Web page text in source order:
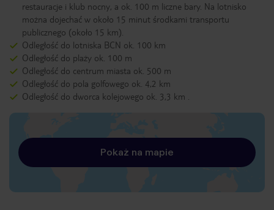
restauracje i klub nocny, a ok. 100 m liczne bary. Na lotnisko
można dojechać w około 15 minut środkami transportu
publicznego (około 15 km).
Odległość do lotniska BCN ok. 100 km
Odległość do plaży ok. 100 m
Odległość do centrum miasta ok. 500 m
Odległość do pola golfowego ok. 4,2 km
Odległość do dworca kolejowego ok. 3,3 km .
Pokaż na mapie